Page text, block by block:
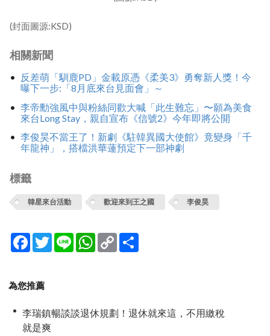
(封面圖源:KSD)
相關新聞
反差萌「馴鹿PD」金載原憑《柔美3》勇奪新人獎！今
曝下一步:「8月底來台見面會」～
李帝勳強風中與粉絲同歡大喊「此生難忘」〜願為美食
來台Long Stay，親自宣布《信號2》今年即將公開
李俊昊不當王了！新劇《駐韓異國大使館》竟變身「千
年龍神」，搭檔洪華蓮預定下一部神劇
標籤
韓星來台活動 歡迎來到王之國 李俊昊
Facebook
TwitterLine WhatsApp
Copy
Link
為您推薦
李瑞鎮暢談談退休規劃！退休就來這，不用繳稅
就是爽